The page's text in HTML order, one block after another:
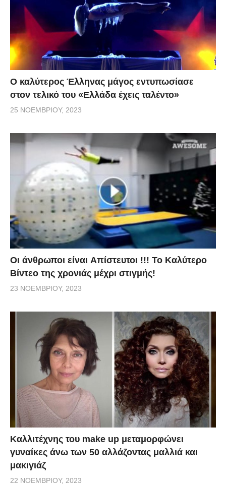
Ο καλύτερος Έλληνας μάγος εντυπωσίασε
στον τελικό του «Ελλάδα έχεις ταλέντο»
25 ΝΟΕΜΒΡΊΟΥ, 2023
Οι άνθρωποι είναι Aπίστευτοι !!! To Καλύτερο
Βίντεο της χρονιάς μέχρι στιγμής!
23 ΝΟΕΜΒΡΊΟΥ, 2023
Καλλιτέχνης του make up μεταμορφώνει
γυναίκες άνω των 50 αλλάζοντας μαλλιά και
μακιγιάζ
22 ΝΟΕΜΒΡΊΟΥ, 2023